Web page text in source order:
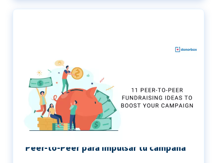
Peer-to-Peer para impulsar tu campaña